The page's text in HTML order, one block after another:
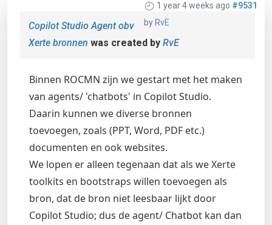
1 year 4 weeks ago #9531
by RvE
Copilot Studio Agent obv
Xerte bronnen was created by RvE
Binnen ROCMN zijn we gestart met het maken
van agents/ 'chatbots' in Copilot Studio.
Daarin kunnen we diverse bronnen
toevoegen, zoals (PPT, Word, PDF etc.)
documenten en ook websites.
We lopen er alleen tegenaan dat als we Xerte
toolkits en bootstraps willen toevoegen als
bron, dat de bron niet leesbaar lijkt door
Copilot Studio; dus de agent/ Chatbot kan dan